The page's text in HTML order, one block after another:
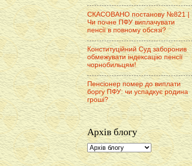
СКАСОВАНО постанову №821 |
Чи почне ПФУ виплачувати
пенсії в повному обсязі?
Конституційний Суд заборонив
обмежувати індексацію пенсії
чорнобильцям!
Пенсіонер помер до виплати
боргу ПФУ: чи успадкує родина
гроші?
Архів блогу